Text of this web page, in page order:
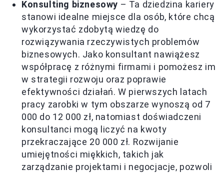
Konsulting biznesowy – Ta dziedzina kariery
stanowi idealne miejsce dla osób, które chcą
wykorzystać zdobytą wiedzę do
rozwiązywania rzeczywistych problemów
biznesowych. Jako konsultant nawiążesz
współpracę z różnymi firmami i pomożesz im
w strategii rozwoju oraz poprawie
efektywności działań. W pierwszych latach
pracy zarobki w tym obszarze wynoszą od 7
000 do 12 000 zł, natomiast doświadczeni
konsultanci mogą liczyć na kwoty
przekraczające 20 000 zł. Rozwijanie
umiejętności miękkich, takich jak
zarządzanie projektami i negocjacje, pozwoli